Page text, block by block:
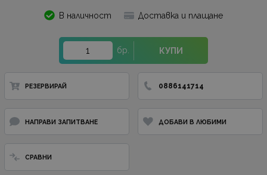
В наличност Доставка и плащане
бр. КУПИ
РЕЗЕРВИРАЙ 0886141714
НАПРАВИ ЗАПИТВАНЕ ДОБАВИ В ЛЮБИМИ
СРАВНИ